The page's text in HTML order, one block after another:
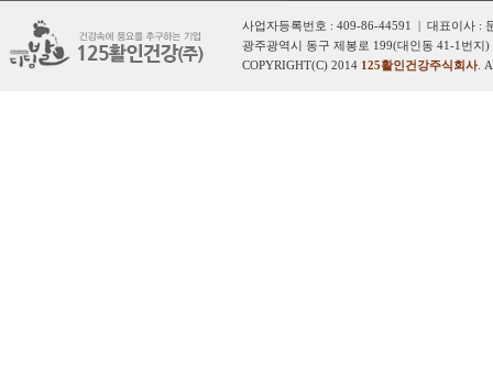
사업자등록번호 : 409-86-44591 | 대표이사 :
광주광역시 동구 제봉로 199(대인동 41-1번지
COPYRIGHT(C) 2014 125활인건강주식회사.